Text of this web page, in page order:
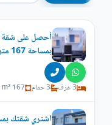
أحصل على شقة
بمساحة 167 متر
3 غرف 3 حمام 167 m²